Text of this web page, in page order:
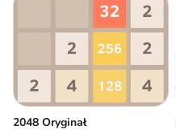
2048 Oryginał